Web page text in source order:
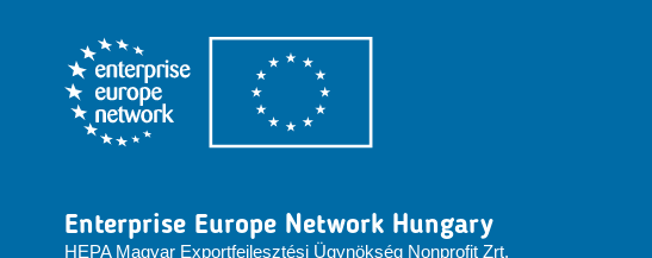
Enterprise Europe Network Hungary
HEPA Magyar Exportfejlesztési Ügynökség Nonprofit Zrt.